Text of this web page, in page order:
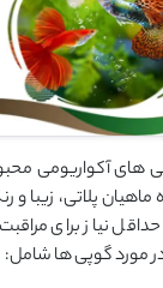
های آکواریومی
پلاتی، زیبا
نیاز برای
مورد گوپی ها شامل: